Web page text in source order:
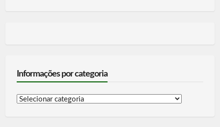
Informações por categoria
Informações